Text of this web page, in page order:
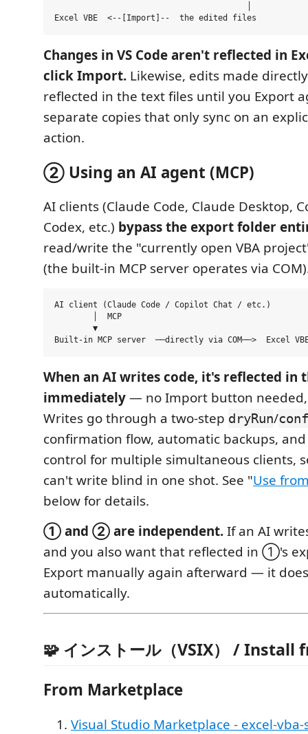
Changes in VS Code aren't reflected in
click Import. Likewise, edits made
reflected in the text files until you Export
separate copies that only sync on an
action.
② Using an AI agent (MCP)
AI clients (Claude Code, Claude Desktop,
Codex, etc.) bypass the export folder
read/write the "currently open VBA
(the built-in MCP server operates via
AI client (Claude Code / Copilot Chat / etc.)
        │  MCP
        ▼
When an AI writes code, it's reflected in
immediately— no Import button
Writes go through a two-step dryRun/
confirmation flow, automatic backups,
control for multiple simultaneous clients,
can't write blind in one shot. See "Use
below for details.
① and ② are independent.If an AI
and you also want that reflected in ①'s
Export manually again afterward — it
automatically.
🧩 インストール（VSIX） / Install
From Marketplace
Visual Studio Marketplace - excel-vba-